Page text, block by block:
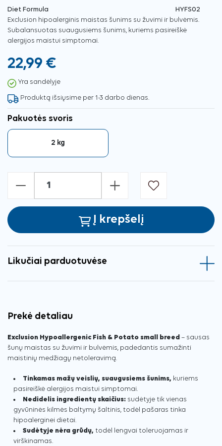
Diet Formula
HYFS02
Exclusion hipoalerginis maistas šunims su žuvimi ir bulvėmis.
Subalansuotas suaugusiems šunims, kuriems pasireiškė
alergijos maistui simptomai.
22,99 €
Yra sandėlyje
Produktą išsiųsime per 1-3 darbo dienas.
Pakuotės svoris
2 kg
- +
Į krepšelį
Likučiai parduotuvėse
Prekė detaliau
Exclusion Hypoallergenic Fish & Potato small breed – sausas
šunų maistas su žuvimi ir bulvėmis, padedantis sumažinti
maistinių medžiagų netoleravimą.
Tinkamas mažų veislių, suaugusiems šunims, kuriems
pasireiškė alergijos maistui simptomai.
Nedidelis ingredientų skaičius: sudėtyje tik vienas
gyvūninės kilmės baltymų šaltinis, todėl pašaras tinka
hipoalerginei dietai.
Sudėtyje nėra grūdų, todėl lengvai toleruojamas ir
virškinamas.